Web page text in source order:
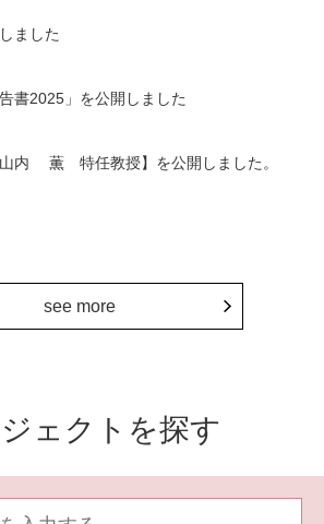
ました
書2025」を公開しました
内 薫 特任教授】を公開しました。
see more
ェクトを探す